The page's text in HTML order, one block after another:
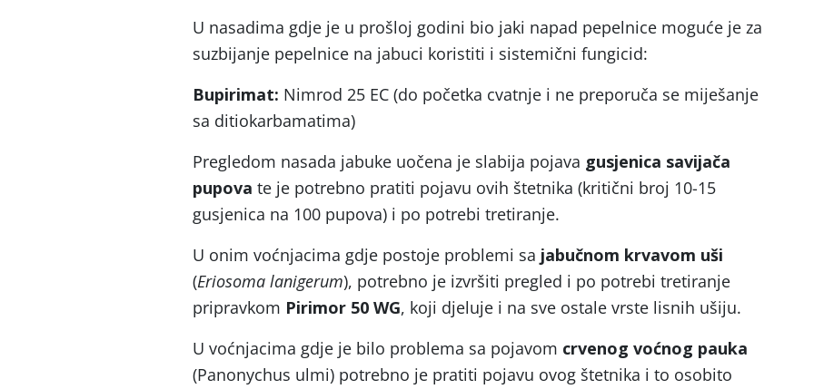
U nasadima gdje je u prošloj godini bio jaki napad pepelnice moguće je za
suzbijanje pepelnice na jabuci koristiti i sistemični fungicid:
Bupirimat: Nimrod 25 EC (do početka cvatnje i ne preporuča se miješanje
sa ditiokarbamatima)
Pregledom nasada jabuke uočena je slabija pojava gusjenica savijača
pupova te je potrebno pratiti pojavu ovih štetnika (kritični broj 10-15
gusjenica na 100 pupova) i po potrebi tretiranje.
U onim voćnjacima gdje postoje problemi sa jabučnom krvavom uši
(Eriosoma lanigerum), potrebno je izvršiti pregled i po potrebi tretiranje
pripravkom Pirimor 50 WG, koji djeluje i na sve ostale vrste lisnih ušiju.
U voćnjacima gdje je bilo problema sa pojavom crvenog voćnog pauka
(Panonychus ulmi) potrebno je pratiti pojavu ovog štetnika i to osobito